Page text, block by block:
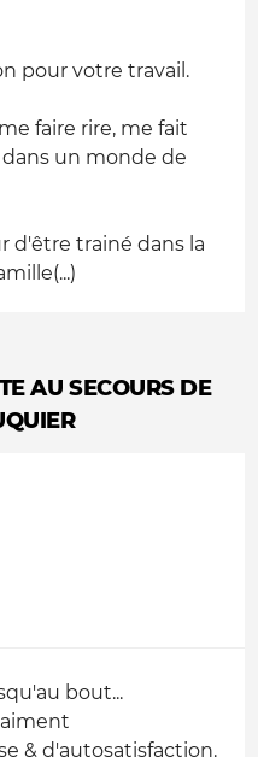
pour votre travail.
faire rire, me fait
un monde de
d'être trainé dans la
AU SECOURS DE
bout...
& d'autosatisfaction.